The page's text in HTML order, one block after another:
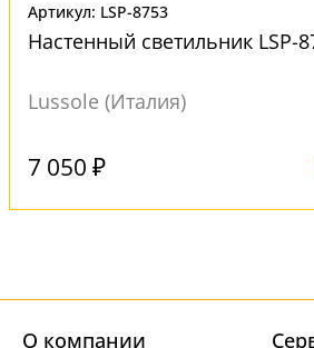
Артикул: LSP-8753
Настенный светильник LSP-
Lussole (Италия)
7 050 ₽
О компании